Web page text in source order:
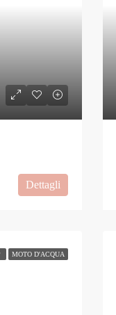
Dettagli
MOTO D'ACQUA